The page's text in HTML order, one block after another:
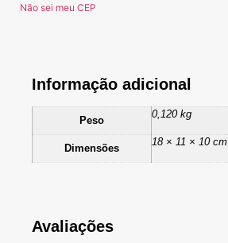
Não sei meu CEP
Informação adicional
Peso
0,120 kg
Dimensões
18 × 11 × 10 cm
Avaliações